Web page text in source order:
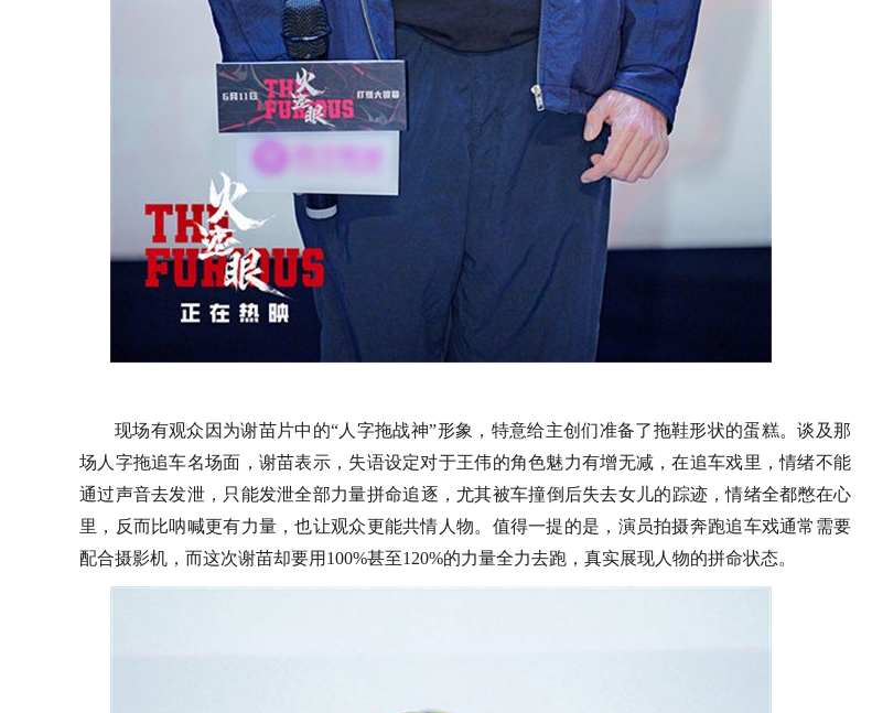
现场有观众因为谢苗片中的“人字拖战神”形象，特意给主创们准备了拖鞋形状的蛋糕。谈及那
场人字拖追车名场面，谢苗表示，失语设定对于王伟的角色魅力有增无减，在追车戏里，情绪不能
通过声音去发泄 ， 只能发泄全部力量拼命追逐 ， 尤其被车撞倒后失去女儿的踪迹，情绪全都憋在心
里， 反而比呐喊更有力量 ，也让观众更能共情人物。值得一提的是，演员拍摄奔跑追车戏通常需要
配合摄影机，而这次谢苗却要用 100%甚至120%的力量全力去跑， 真实展现人物的拼命状态。